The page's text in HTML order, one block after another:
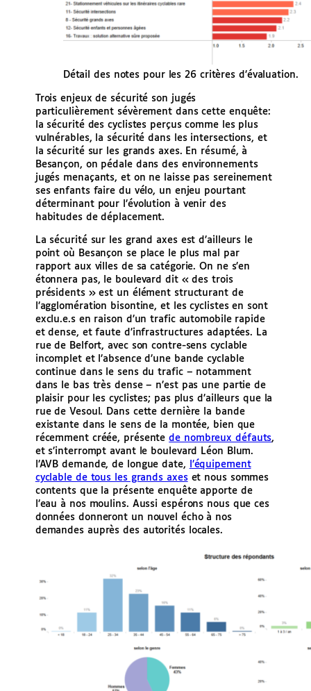
Détail des notes pour les 26 critères d’évaluation.
Trois enjeux de sécurité son jugés
particulièrement sévèrement dans cette enquête:
la sécurité des cyclistes perçus comme les plus
vulnérables, la sécurité dans les intersections, et
la sécurité sur les grands axes. En résumé, à
Besançon, on pédale dans des environnements
jugés menaçants, et on ne laisse pas sereinement
ses enfants faire du vélo, un enjeu pourtant
déterminant pour l’évolution à venir des
habitudes de déplacement.
La sécurité sur les grand axes est d’ailleurs le
point où Besançon se place le plus mal par
rapport aux villes de sa catégorie. On ne s’en
étonnera pas, le boulevard dit « des trois
présidents » est un élément structurant de
l’agglomération bisontine, et les cyclistes en sont
exclu.e.s en raison d’un trafic automobile rapide
et dense, et faute d’infrastructures adaptées. La
rue de Belfort, avec son contre-sens cyclable
incomplet et l’absence d’une bande cyclable
continue dans le sens du trafic – notamment
dans le bas très dense – n’est pas une partie de
plaisir pour les cyclistes; pas plus d’ailleurs que la
rue de Vesoul. Dans cette dernière la bande
existante dans le sens de la montée, bien que
récemment créée, présentede nombreux défauts,
et s’interrompt avant le boulevard Léon Blum.
l’AVB demande, de longue date,
l’équipement
cyclable de tous les grands axeset nous sommes
contents que la présente enquête apporte de
l’eau à nos moulins. Aussi espérons nous que ces
données donneront un nouvel écho à nos
demandes auprès des autorités locales.